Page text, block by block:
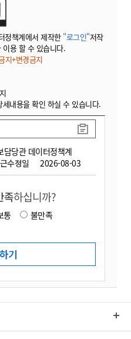
정책계에서 제작한 "로그인"저작
이용 할 수 있습니다.
지+변경금지
내용을 확인 하실 수 있습니다.
담당관 데이터정책계
수정일 2026-08-03
족하십니까?
통
불만족